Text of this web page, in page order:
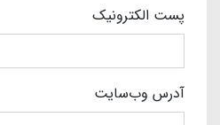
پست الکترونیک
آدرس وب‌سایت